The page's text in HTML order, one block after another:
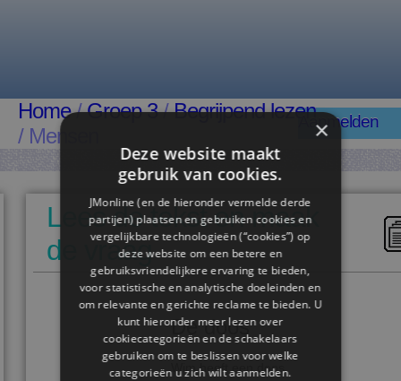
Home/Groep 3/Begrijpend lezen
/ Mensen
Aanmelden
Lees de tekst en maak
de vraag
De doos
Wim heeft een doos.
×
Deze website maakt
gebruik van cookies.
JMonline (en de hieronder vermelde derde
partijen) plaatsen en gebruiken cookies en
vergelijkbare technologieën (“cookies”) op
deze website om een ​​betere en
gebruiksvriendelijkere ervaring te bieden,
voor statistische en analytische doeleinden en
om relevante en gerichte reclame te bieden. U
kunt hieronder meer lezen over
cookiecategorieën en de schakelaars
gebruiken om te beslissen voor welke
categorieën u zich wilt aanmelden.